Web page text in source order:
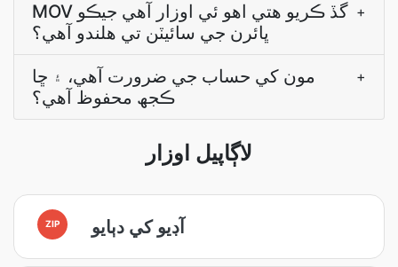
MOV گڏ ڪريو هتي اهو ئي اوزار آهي جيڪو
ڀائرن جي سائيٽن تي هلندو آهي؟
+
مون کي حساب جي ضرورت آهي، ۽ ڇا
ڪجھ محفوظ آهي؟
+
لاڳاپيل اوزار
ZIP آڊيو کي دٻايو